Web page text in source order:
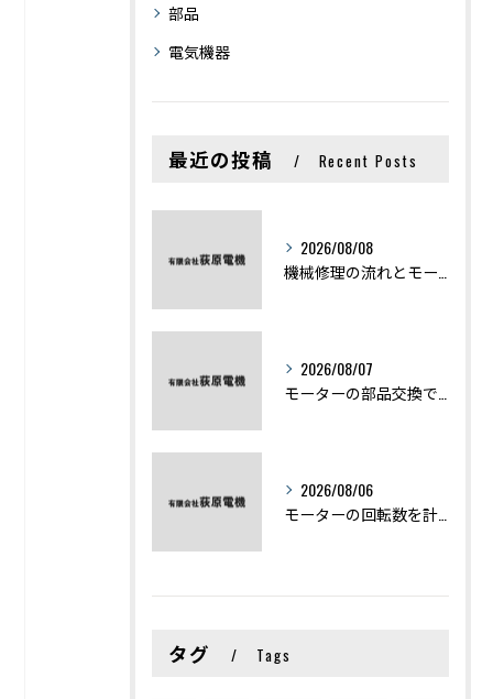
部品
電気機器
最近の投稿 Recent Posts
2026/08/08
2026/08/07
2026/08/06
タグ Tags